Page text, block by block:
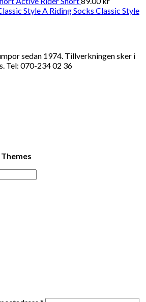
Riding Socks Classic Style
sedan 1974. Tillverkningen sker i
Tel: 070-234 02 36
Themes